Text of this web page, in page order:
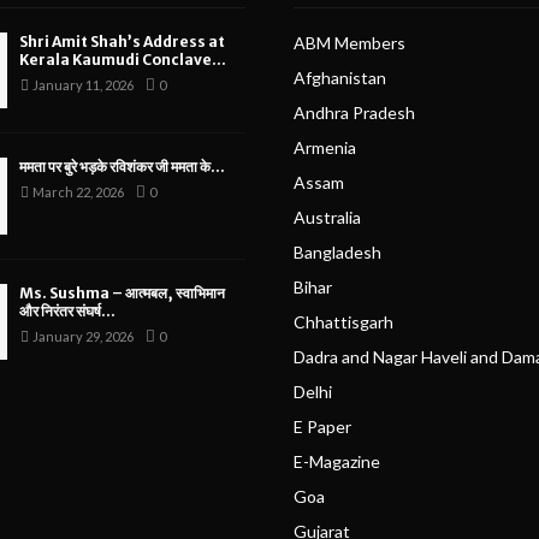
Shri Amit Shah’s Address at
Kerala Kaumudi Conclave...
January 11, 2026 0
ममता पर बुरे भड़के रविशंकर जी ममता के...
March 22, 2026 0
Ms. Sushma – आत्मबल, स्वाभिमान
और निरंतर संघर्ष...
January 29, 2026 0
ABM Members
Afghanistan
Andhra Pradesh
Armenia
Assam
Australia
Bangladesh
Bihar
Chhattisgarh
Dadra and Nagar Haveli and
Delhi
E Paper
E-Magazine
Goa
Gujarat